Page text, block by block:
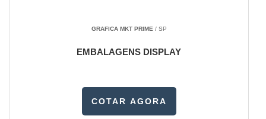
GRAFICA MKT PRIME/ SP
EMBALAGENS DISPLAY
COTAR AGORA